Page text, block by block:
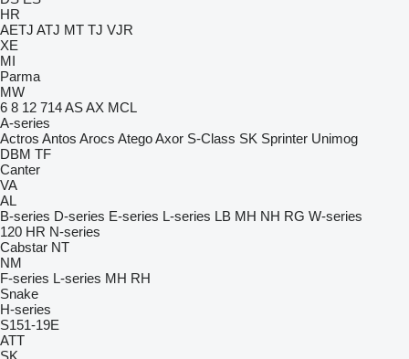
HR
AETJ ATJ MT TJ VJR
XE
MI
Parma
MW
6 8 12 714ASAX MCL
A-series
Actros Antos Arocs AtegoAxor S-Class SK Sprinter Unimog
DBM TF
Canter
VA
AL
B-series D-series E-series L-series LB MH NH RG W-series
120 HR N-series
Cabstar NT
NM
F-series L-series MH RH
Snake
H-series
S151-19E
ATT
SK